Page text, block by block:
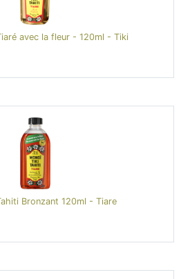
avec la fleur - 120ml - Tiki
Bronzant 120ml - Tiare